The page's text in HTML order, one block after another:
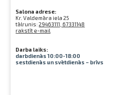
Salona adrese:
Kr. Valdemāra iela 25
tālrunis:29463111, 67331148
rakstīt e-mail
Darba laiks:
darbdienās 10:00-18:00
sestdienās un svētdienās – brīvs